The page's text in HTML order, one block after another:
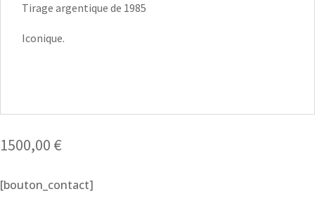
Tirage argentique de 1985
Iconique.
1500,00 €
[bouton_contact]